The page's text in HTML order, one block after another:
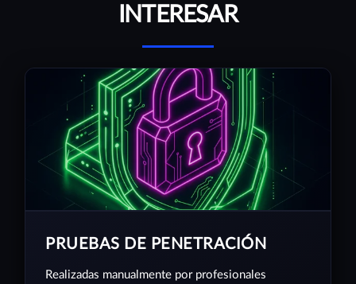
INTERESAR
PRUEBAS DE PENETRACIÓN
Realizadas manualmente por profesionales